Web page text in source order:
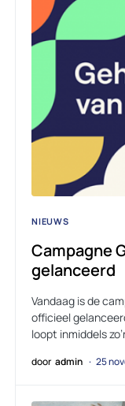
NIEUWS
Campagne
gelanceerd
Vandaag is de
officieel
loopt inmiddels
door admin 25